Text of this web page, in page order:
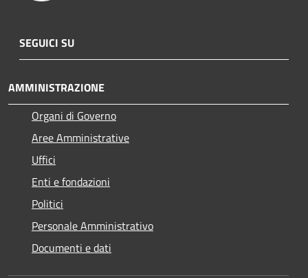
SEGUICI SU
AMMINISTRAZIONE
Organi di Governo
Aree Amministrative
Uffici
Enti e fondazioni
Politici
Personale Amministrativo
Documenti e dati